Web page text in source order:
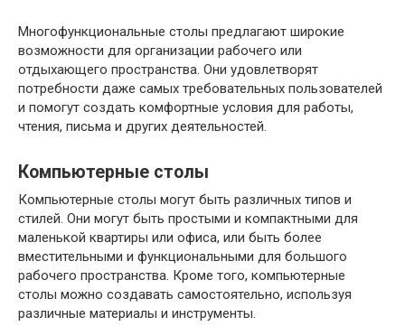
Многофункциональные столы предлагают широкие
возможности для организации рабочего или
отдыхающего пространства. Они удовлетворят
потребности даже самых требовательных пользователей
и помогут создать комфортные условия для работы,
чтения, письма и других деятельностей.
Компьютерные столы
Компьютерные столы могут быть различных типов и
стилей. Они могут быть простыми и компактными для
маленькой квартиры или офиса, или быть более
вместительными и функциональными для большого
рабочего пространства. Кроме того, компьютерные
столы можно создавать самостоятельно, используя
различные материалы и инструменты.